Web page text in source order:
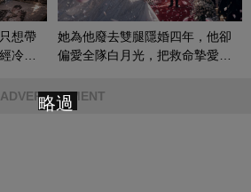
想帶
冷漠
她為他廢去雙腿隱婚四年，他卻
偏愛全隊白月光，把救命摯愛當
ADVERTISEMENT
略過